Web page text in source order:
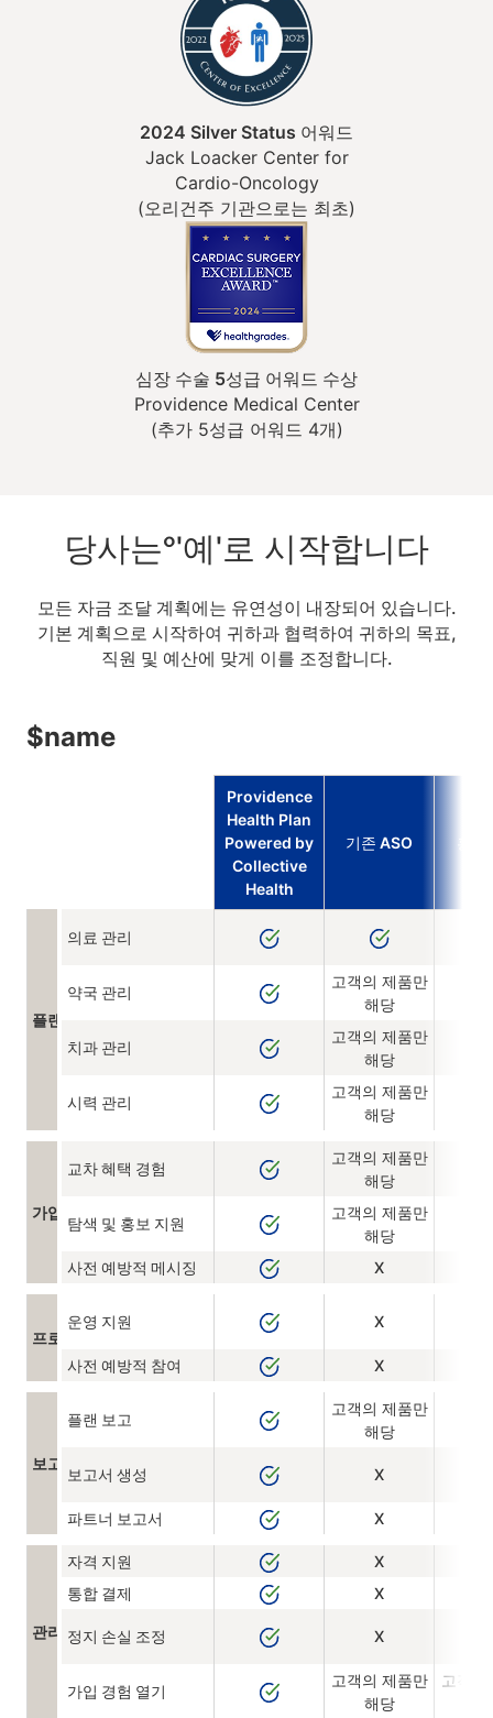
2024 Silver Status 어워드
Jack Loacker Center for
Cardio-Oncology
(오리건주 기관으로는 최초)
심장 수술 5성급 어워드 수상
Providence Medical Center
(추가 5성급 어워드 4개)
당사는°'예'로 시작합니다
모든 자금 조달 계획에는 유연성이 내장되어 있습니다.
기본 계획으로 시작하여 귀하과 협력하여 귀하의 목표,
직원 및 예산에 맞게 이를 조정합니다.
$name
Providence
Health Plan
Powered by
Collective
Health
기존 ASO
플랜 관리
의료 관리
약국 관리
고객의 제품만
해당
치과 관리
고객의 제품만
해당
시력 관리
고객의 제품만
해당
가입자 경험
교차 혜택 경험
고객의 제품만
해당
탐색 및 홍보 지원
고객의 제품만
해당
사전 예방적 메시징
X
프로그램 통합
운영 지원 X
사전 예방적 참여 X
보고
플랜 보고
고객의 제품만
해당
보고서 생성 X
파트너 보고서 X
관리자 지원
자격 지원 X
통합 결제
X
정지 손실 조정 X
가입 경험 열기
고객의 제품만
해당
고객의